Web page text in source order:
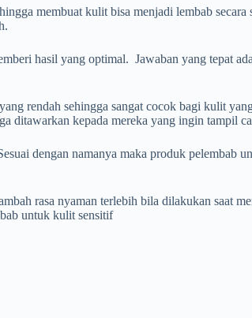
membuat kulit bisa menjadi lembab
hasil yang optimal. Jawaban yang tepat
rendah sehingga sangat cocok bagi kulit
ditawarkan kepada mereka yang ingin tampil
dengan namanya maka produk pelembab
rasa nyaman terlebih bila dilakukan saat
untuk kulit sensitif